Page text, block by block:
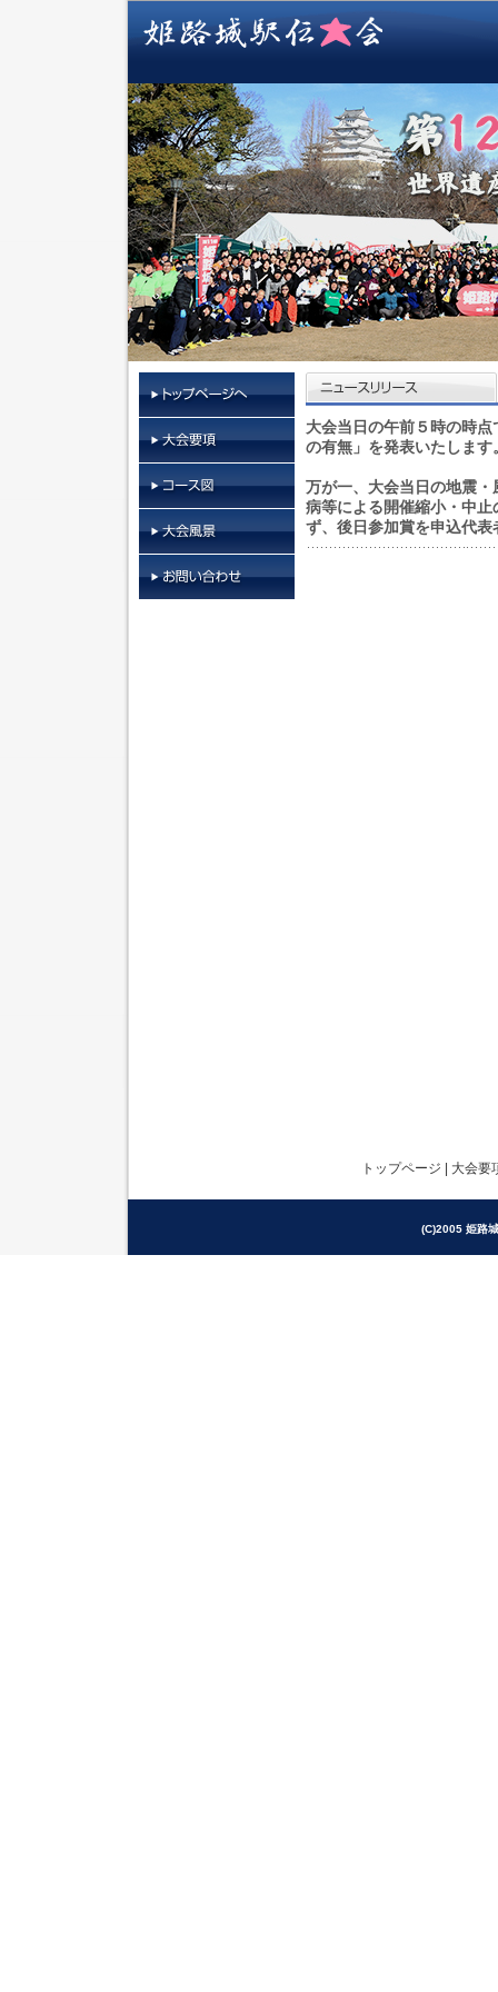
大会当日の午前５時の時
の有無」を発表いたします
万が一、大会当日の地震
病等による開催縮小・中
ず、後日参加賞を申込代
トップページ 大会要
(C)2005 姫路